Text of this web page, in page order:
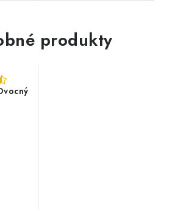
produkty